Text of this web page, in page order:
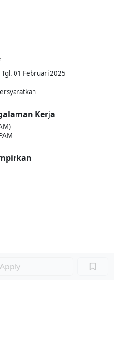
01 Februari 2025
Kerja
Apply